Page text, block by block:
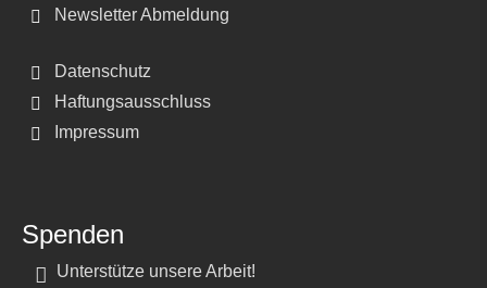
Newsletter Abmeldung
Datenschutz
Haftungsausschluss
Impressum
Spenden
Unterstütze unsere Arbeit!